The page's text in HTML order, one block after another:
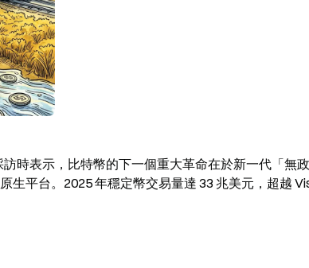
時表示，比特幣的下一個重大革命在於新一代「無
平台。2025 年穩定幣交易量達 33 兆美元，超越